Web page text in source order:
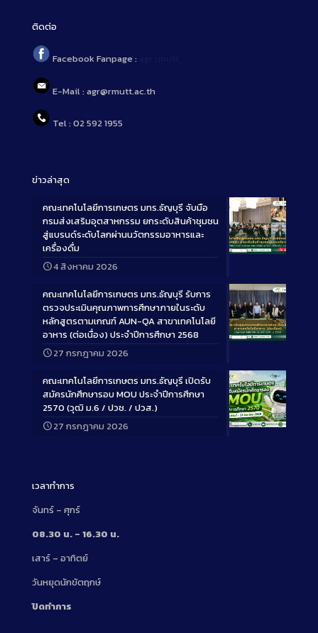
ติดต่อ
Facebook Fanpage :
E-Mail : agr@rmutt.ac.th
Tel : 02 592 1955
ข่าวล่าสุด
Long
คณะเทคโนโลยีการเกษตร มทร.ธัญบุรี จับมือ
กรมส่งเสริมอุตสาหกรรม ยกระดับสินค้าชุมชน
สู่แบรนด์ระดับโลกผ่านนวัตกรรมอาหารและ
เครื่องดื่ม
4 สิงหาคม 2026
Long
คณะเทคโนโลยีการเกษตร มทร.ธัญบุรี รับการ
ตรวจประเมินคุณภาพการศึกษาภายในระดับ
หลักสูตรตามเกณฑ์ AUN-QA สาขาเทคโนโลยี
อาหาร (ต่อเนื่อง) ประจำปีการศึกษา 2568
27 กรกฎาคม 2026
Long
คณะเทคโนโลยีการเกษตร มทร.ธัญบุรี เปิดรับ
สมัครนักศึกษารอบ MOU ประจำปีการศึกษา
2570 (วุฒิ ม.6 / ปวช. / ปวส.)
27 กรกฎาคม 2026
เวลาทำการ
จันทร์ – ศุกร์
08.30 น. – 16.30 น.
เสาร์ – อาทิตย์
วันหยุดนักขัตฤกษ์
ปิดทำการ